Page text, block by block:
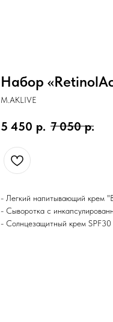
Набор
M.AKLIVE
5 450 р. 7 050 р.
- Легкий напитывающий крем
- Сыворотка с
- Солнцезащитный крем